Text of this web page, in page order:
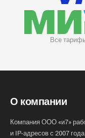
Все
О компании
Компания ООО «и7»
и IP-адресов с 2007